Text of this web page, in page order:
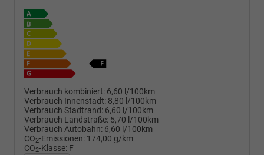
Verbrauch kombiniert: 6,60 l/100km
Verbrauch Innenstadt: 8,80 l/100km
Verbrauch Stadtrand: 6,60 l/100km
Verbrauch Landstraße: 5,70 l/100km
Verbrauch Autobahn: 6,60 l/100km
CO2-Emissionen: 174,00 g/km
CO2-Klasse: F